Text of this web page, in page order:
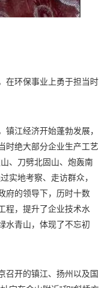
在环保事业上勇于担当时
江经济开始蓬勃发展，
时绝大部分企业生产工艺
、刀劈北固山、炮轰南
实地考察、走访群众，
府的领导下，历时十数
程，提升了企业技术水
水青山，体现了不忘初
召开的镇江、扬州以及国